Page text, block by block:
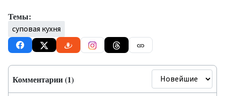
Темы:
суповая кухня
Комментарии (1)